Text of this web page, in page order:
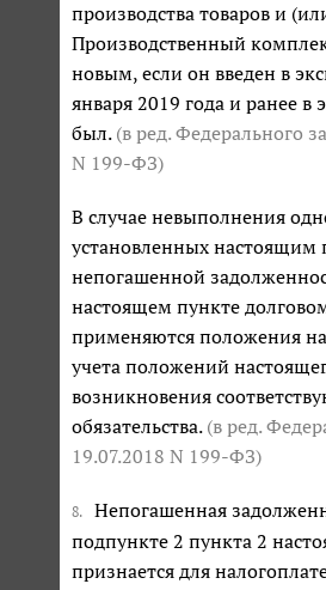
производства товаров и
Производственный
новым, если он введен в
января 2019 года и ранее в
был. (в ред. Федерального
N 199-ФЗ)
В случае невыполнения
установленных настоящим
непогашенной
настоящем пункте
применяются положения
учета положений
возникновения
обязательства. (в ред.
19.07.2018 N 199-ФЗ)
8.
Непогашенная
подпункте 2 пункта 2
признается для